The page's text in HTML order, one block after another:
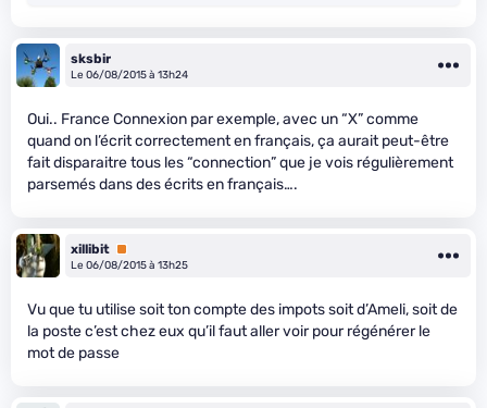
sksbir
Le 06/08/2015 à 13h24
Oui.. France Connexion par exemple, avec un “X” comme
quand on l’écrit correctement en français, ça aurait peut-être
fait disparaitre tous les “connection” que je vois régulièrement
parsemés dans des écrits en français….
xillibit Premium
Le 06/08/2015 à 13h25
Vu que tu utilise soit ton compte des impots soit d’Ameli, soit de
la poste c’est chez eux qu’il faut aller voir pour régénérer le
mot de passe